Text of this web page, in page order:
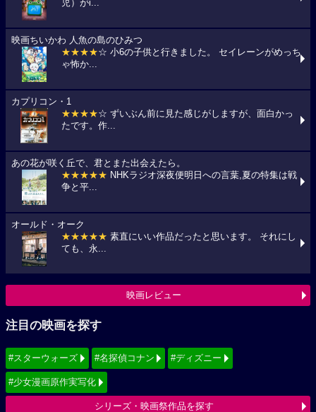
児）がi...
映画ちいかわ 人魚の島のひみつ
★★★★☆ 小6の子供と行きました。 セイレーンがめっち
ゃ怖か...
カプリコン・1
★★★★☆ ずいぶん前に見た感じがしますが、面白かっ
たです。作...
あの花が咲く丘で、君とまた出会えたら。
★★★★★ NHKラジオ深夜便明日への言葉,夏の特集は戦
争と平...
オールド・オーク
★★★★★ 素直にいい作品だったと思います。 それにし
ても、永...
映画レビュー
注目の映画を探す
#スターウォーズ #名探偵コナン #ディズニー
#少女漫画原作実写化
シリーズ・映画祭作品を探す